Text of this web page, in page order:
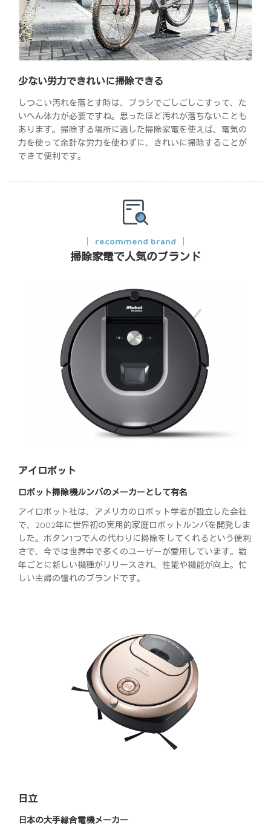
少ない労力できれいに掃除できる
しつこい汚れを落とす時は、ブラシでごしごしこすって、た
いへん体力が必要ですね。思ったほど汚れが落ちないことも
あります。掃除する場所に適した掃除家電を使えば、電気の
力を使って余計な労力を使わずに、きれいに掃除することが
できて便利です。
recommend brand
掃除家電で人気のブランド
アイロボット
ロボット掃除機ルンバのメーカーとして有名
アイロボット社は、アメリカのロボット学者が設立した会社
で、2002年に世界初の実用的家庭ロボットルンバを開発しま
した。ボタン1つで人の代わりに掃除をしてくれるという便利
さで、今では世界中で多くのユーザーが愛用しています。数
年ごとに新しい機種がリリースされ、性能や機能が向上。忙
しい主婦の憧れのブランドです。
日立
日本の大手総合電機メーカー